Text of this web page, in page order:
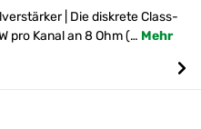
| Die diskrete Class-
pro Kanal an 8 Ohm (… Mehr